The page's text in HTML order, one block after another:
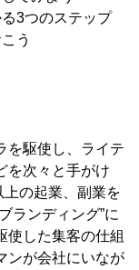
3つのステップ
う
を駆使し、ライテ
を次々と手がけ
の起業、副業を
ランディング”に
使した集客の仕組
ンが会社にいなが